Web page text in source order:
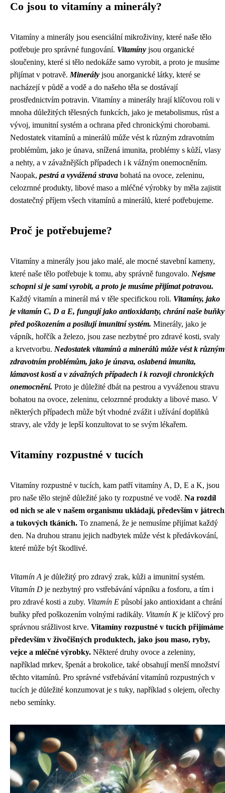
Co jsou to vitamíny a minerály?
Vitamíny a minerály jsou esenciální mikroživiny, které naše tělo
potřebuje pro správné fungování. Vitamíny jsou organické
sloučeniny, které si tělo nedokáže samo vyrobit, a proto je musíme
přijímat v potravě. Minerály jsou anorganické látky, které se
nacházejí v půdě a vodě a do našeho těla se dostávají
prostřednictvím potravin. Vitamíny a minerály hrají klíčovou roli v
mnoha důležitých tělesných funkcích, jako je metabolismus, růst a
vývoj, imunitní systém a ochrana před chronickými chorobami.
Nedostatek vitamínů a minerálů může vést k různým zdravotním
problémům, jako je únava, snížená imunita, problémy s kůží, vlasy
a nehty, a v závažnějších případech i k vážným onemocněním.
Naopak, pestrá a vyvážená strava bohatá na ovoce, zeleninu,
celozrnné produkty, libové maso a mléčné výrobky by měla zajistit
dostatečný příjem všech vitamínů a minerálů, které potřebujeme.
Proč je potřebujeme?
Vitamíny a minerály jsou jako malé, ale mocné stavební kameny,
které naše tělo potřebuje k tomu, aby správně fungovalo. Nejsme
schopni si je sami vyrobit, a proto je musíme přijímat potravou.
Každý vitamín a minerál má v těle specifickou roli. Vitamíny, jako
je vitamín C, D a E, fungují jako antioxidanty, chrání naše buňky
před poškozením a posilují imunitní systém. Minerály, jako je
vápník, hořčík a železo, jsou zase nezbytné pro zdravé kosti, svaly
a krvetvorbu. Nedostatek vitamínů a minerálů může vést k různým
zdravotním problémům, jako je únava, oslabená imunita,
lámavost kostí a v závažných případech i k rozvoji chronických
onemocnění. Proto je důležité dbát na pestrou a vyváženou stravu
bohatou na ovoce, zeleninu, celozrnné produkty a libové maso. V
některých případech může být vhodné zvážit i užívání doplňků
stravy, ale vždy je lepší konzultovat to se svým lékařem.
Vitamíny rozpustné v tucích
Vitamíny rozpustné v tucích, kam patří vitamíny A, D, E a K, jsou
pro naše tělo stejně důležité jako ty rozpustné ve vodě. Na rozdíl
od nich se ale v našem organismu ukládají, především v játrech
a tukových tkáních. To znamená, že je nemusíme přijímat každý
den. Na druhou stranu jejich nadbytek může vést k předávkování,
které může být škodlivé.
Vitamín A je důležitý pro zdravý zrak, kůži a imunitní systém.
Vitamín D je nezbytný pro vstřebávání vápníku a fosforu, a tím i
pro zdravé kosti a zuby. Vitamín E působí jako antioxidant a chrání
buňky před poškozením volnými radikály. Vitamín Kje klíčový pro
správnou srážlivost krve. Vitamíny rozpustné v tucích přijímáme
především v živočišných produktech, jako jsou maso, ryby,
vejce a mléčné výrobky. Některé druhy ovoce a zeleniny,
například mrkev, špenát a brokolice, také obsahují menší množství
těchto vitamínů. Pro správné vstřebávání vitamínů rozpustných v
tucích je důležité konzumovat je s tuky, například s olejem, ořechy
nebo semínky.